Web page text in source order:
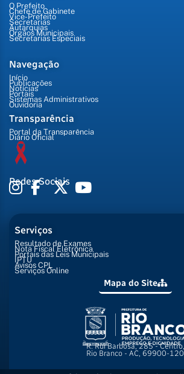
O Prefeito
Chefe de Gabinete
Vice-Prefeito
Secretarias
Autarquias
Órgãos Municipais
Secretarias Especiais
Navegação
Início
Publicações
Notícias
Portais
Sistemas Administrativos
Ouvidoria
Transparência
Portal da Transparência
Diário Oficial
Redes Sociais
Serviços
Resultado de Exames
Nota Fiscal Eletrônica
Portais das Leis Municipais
IPTU
Avisos CPL
Serviços Online
Mapa do Site
R. Rui Barbosa, 285 - Centro,
Rio Branco - AC, 69900-120